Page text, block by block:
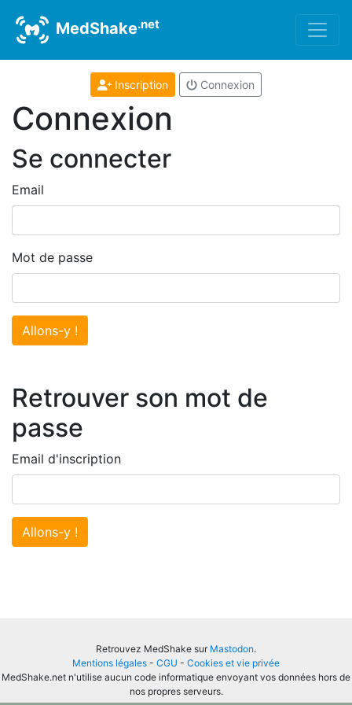
MedShake.net
Inscription Connexion
Connexion
Se connecter
Email
Mot de passe
Allons-y !
Retrouver son mot de
passe
Email d'inscription
Allons-y !
Retrouvez MedShake sur Mastodon.
Mentions légales - CGU - Cookies et vie privée
MedShake.net n'utilise aucun code informatique envoyant vos données hors de
nos propres serveurs.